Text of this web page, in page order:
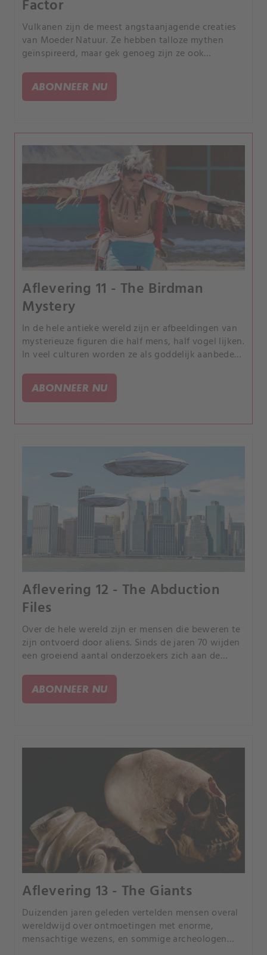
Factor
Vulkanen zijn de meest angstaanjagende creaties
van Moeder Natuur. Ze hebben talloze mythen
geïnspireerd, maar gek genoeg zijn ze ook
ABONNEER NU
Aflevering 11 - The Birdman
Mystery
In de hele antieke wereld zijn er afbeeldingen van
mysterieuze figuren die half mens, half vogel lijken.
In veel culturen worden ze als goddelijk aanbeden
ABONNEER NU
Aflevering 12 - The Abduction
Files
Over de hele wereld zijn er mensen die beweren te
zijn ontvoerd door aliens. Sinds de jaren 70 wijden
een groeiend aantal onderzoekers zich aan de
ABONNEER NU
Aflevering 13 - The Giants
Duizenden jaren geleden vertelden mensen overal
wereldwijd over ontmoetingen met enorme,
mensachtige wezens, en sommige archeologen